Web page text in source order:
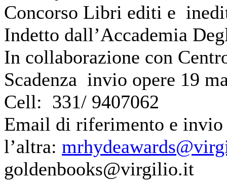
Concorso Libri editi e
Indetto dall’Accademia
In collaborazione con
Scadenza invio opere 19
Cell: 331/ 9407062
Email di riferimento e
l’altra:
goldenbooks@virgilio.it